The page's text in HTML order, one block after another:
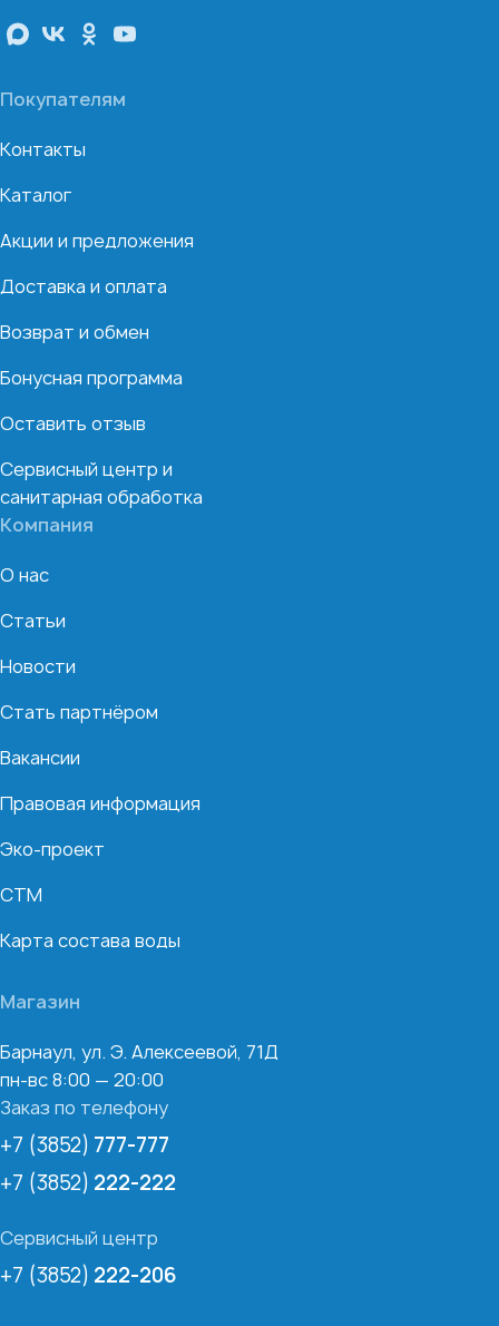
Покупателям
Контакты
Каталог
Акции и предложения
Доставка и оплата
Возврат и обмен
Бонусная программа
Оставить отзыв
Сервисный центр и
санитарная обработка
Компания
О нас
Статьи
Новости
Стать партнёром
Вакансии
Правовая информация
Эко-проект
СТМ
Карта состава воды
Магазин
Барнаул, ул. Э. Алексеевой, 71Д
пн-вс 8:00 — 20:00
Заказ по телефону
+7 (3852) 777-777
+7 (3852) 222-222
Сервисный центр
+7 (3852) 222-206